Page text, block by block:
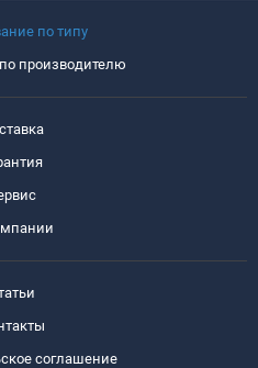
по типу
производителю
соглашение